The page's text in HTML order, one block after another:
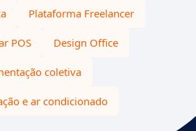
Plataforma Freelancer
POS Design Office
coletiva
e ar condicionado